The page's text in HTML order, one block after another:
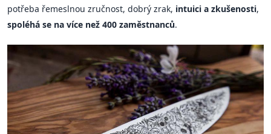
potřeba řemeslnou zručnost, dobrý zrak, intuici a zkušenosti,
spoléhá se na více než 400 zaměstnanců.